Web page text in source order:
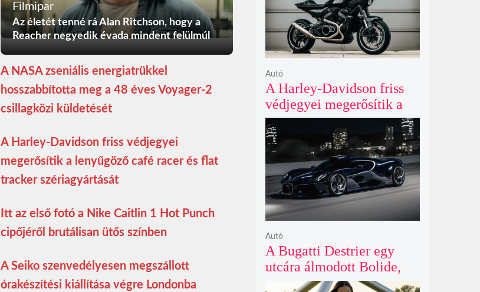
Filmipar
Az életét tenné rá Alan Ritchson, hogy a
Reacher negyedik évada mindent felülmúl
A NASA zseniális energiatrükkel
hosszabbította meg a 48 éves Voyager-2
csillagközi küldetését
A Harley-Davidson friss védjegyei
megerősítik a lenyűgöző café racer és flat
tracker szériagyártását
Itt az első fotó a Nike Caitlin 1 Hot Punch
cipőjéről brutálisan ütős színben
A Seiko szenvedélyesen megszállott
órakészítési kiállítása végre Londonba
A Harley-Davidson friss
védjegyei megerősítik a
lenyűgöző café racer és
flat tracker szériagyártását
Autó
A Bugatti Destrier egy
utcára álmodott Bolide,
ami a pályaautók
Autó